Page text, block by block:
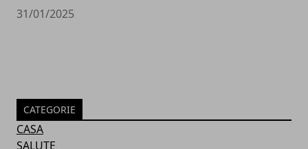
31/01/2025
CATEGORIE
CASA
SALUTE